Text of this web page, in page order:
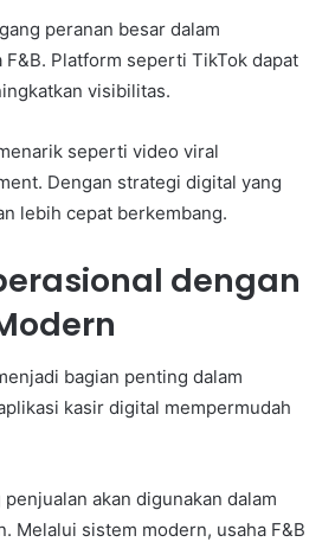
peranan besar dalam
F&B. Platform seperti TikTok dapat
visibilitas.
seperti video viral
Dengan strategi digital yang
lebih cepat berkembang.
dengan
bagian penting dalam
kasir digital mempermudah
akan digunakan dalam
Melalui sistem modern, usaha F&B